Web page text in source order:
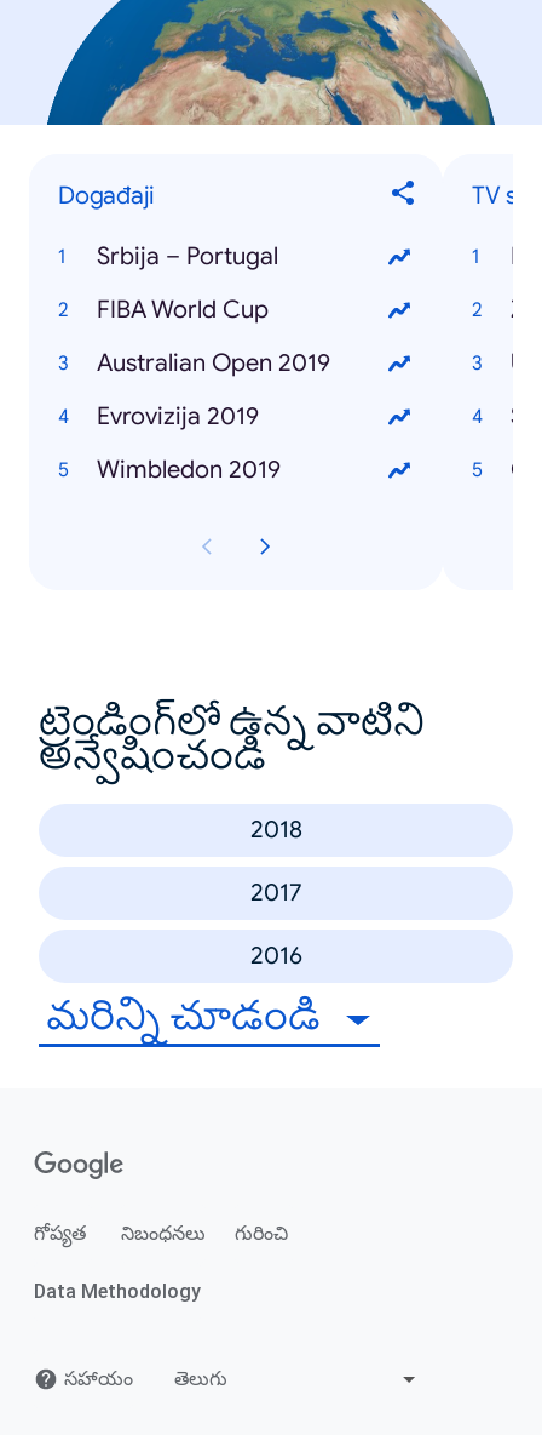
Događaji
Srbija – Portugal
FIBA World Cup
Australian Open 2019
Evrovizija 2019
Wimbledon 2019
TV
ట్రెండింగ్‌లో ఉన్న వాటిని
అన్వేషించండి
2018
2017
2016
మరిన్ని చూడండి
గోప్యత నిబంధనలు గురించి
Data Methodology
సహాయం